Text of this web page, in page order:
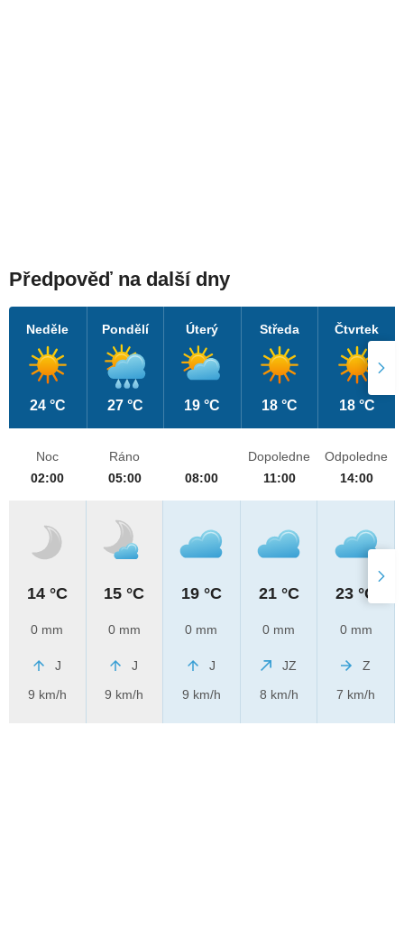
Předpověď na další dny
Neděle
24 °C
Pondělí
27 °C
Úterý
19 °C
Středa
18 °C
Čtvrtek
18 °C
Noc
02:00
14 °C
0 mm
J
9 km/h
Ráno
05:00
15 °C
0 mm
J
9 km/h
08:00
19 °C
0 mm
J
9 km/h
Dopoledne
11:00
21 °C
0 mm
JZ
8 km/h
Odpoledne
14:00
23 °C
0 mm
Z
7 km/h